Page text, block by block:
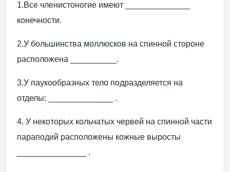
1.Все членистоногие имеют ______________
конечности.
2.У большинства моллюсков на спинной стороне
расположена __________.
3.У паукообразных тело подразделяется на
отделы: ______________ .
4. У некоторых кольчатых червей на спинной части
параподий расположены кожные выросты
_______________ .